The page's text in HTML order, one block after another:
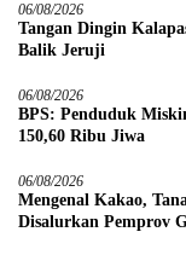
06/08/2026
Tangan Dingin
Balik Jeruji
06/08/2026
BPS: Penduduk
150,60 Ribu Jiwa
06/08/2026
Mengenal Kakao,
Disalurkan Pemprov